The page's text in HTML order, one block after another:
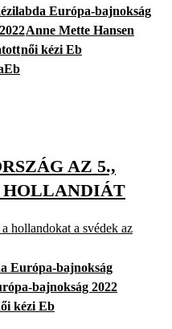
Európa-bajnokság
Anne Mette Hansen
női kézi Eb
AZ 5.,
hollandokat a svédek az
Európa-bajnokság
bajnokság 2022
kézi Eb